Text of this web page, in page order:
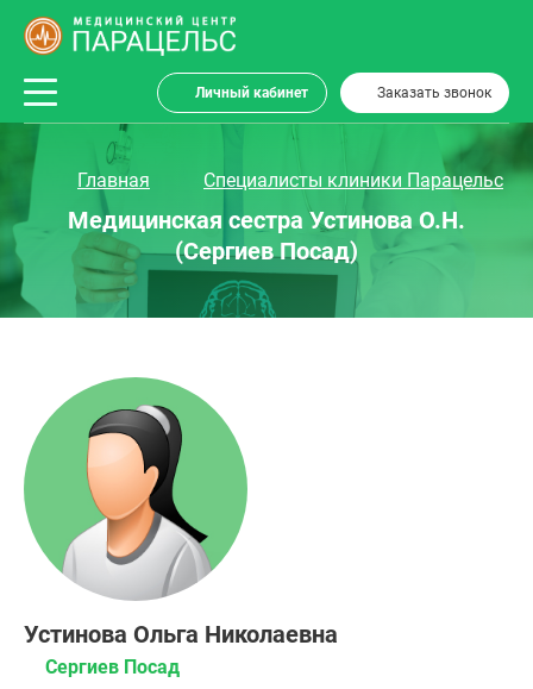
Личный кабинет Заказать звонок
Главная Специалисты клиники Парацельс
Медицинская сестра Устинова О.Н.
(Сергиев Посад)
Устинова Ольга Николаевна
Сергиев Посад